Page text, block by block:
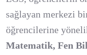
sağlayan merkezi
öğrencilerine
Matematik, Fen